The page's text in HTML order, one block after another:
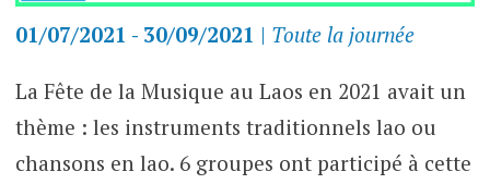
01/07/2021 - 30/09/2021 | Toute la journée
La Fête de la Musique au Laos en 2021 avait un
thème : les instruments traditionnels lao ou
chansons en lao. 6 groupes ont participé à cette